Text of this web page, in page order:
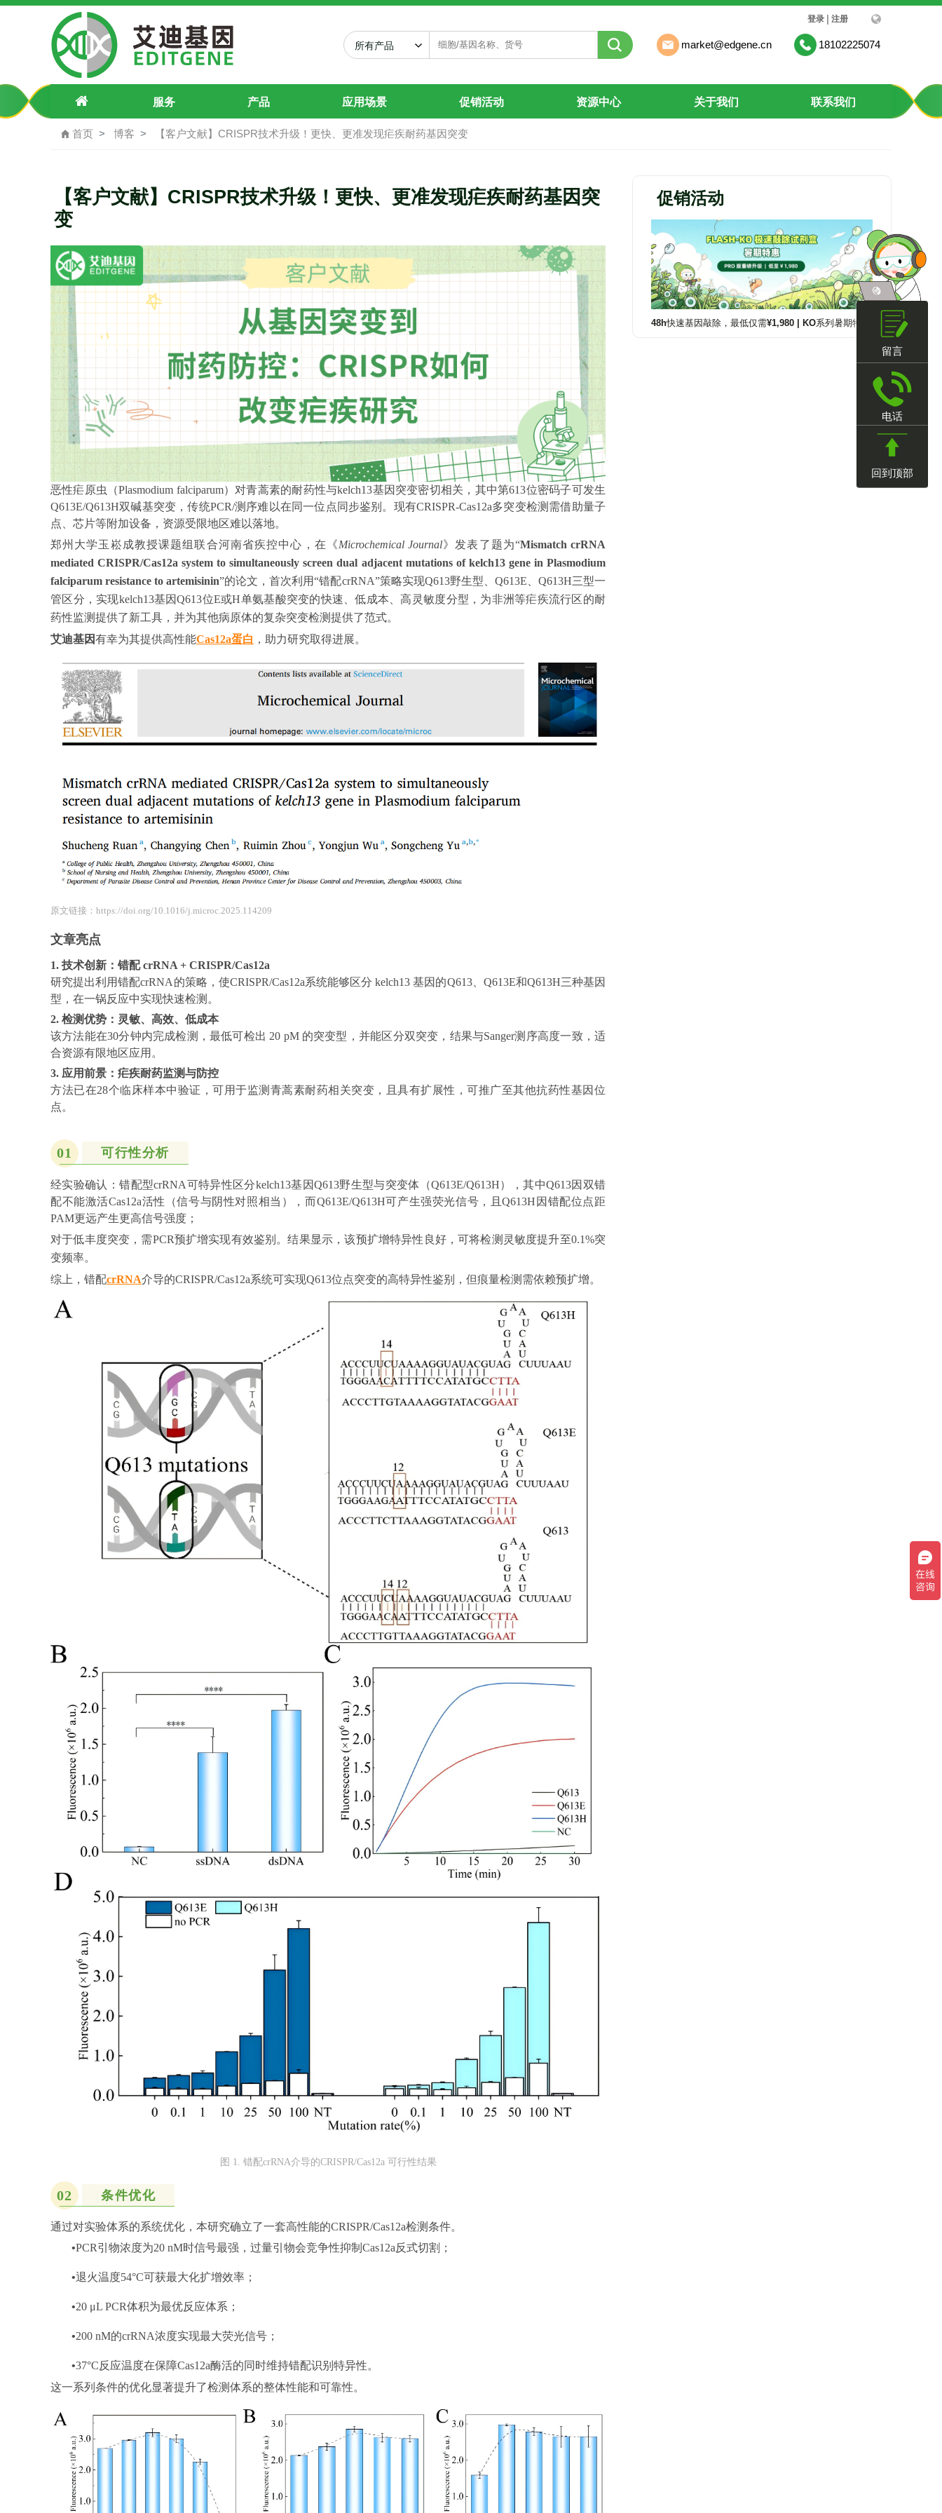
Cas12a蛋白——从基因突变到耐药防控：CRISPR如何改变疟疾研究
所有产品 market@edgene.cn 18102225074
登录 | 注册
服务 产品 应用场景 促销活动 资源中心 关于我们 联系我们
首页 博客 【客户文献】CRISPR技术升级！更快、更准发现疟疾耐药基因突变
【客户文献】CRISPR技术升级！更快、更准发现疟疾耐药基因突
变
恶性疟原虫（Plasmodium falciparum）对青蒿素的耐药性与kelch13基因突变密切相关，其中第613位密码子可发生
Q613E/Q613H双碱基突变，传统PCR/测序难以在同一位点同步鉴别。现有CRISPR-Cas12a多突变检测需借助量子
点、芯片等附加设备，资源受限地区难以落地。
郑州大学玉崧成教授课题组联合河南省疾控中心，在《Microchemical Journal》发表了题为“Mismatch crRNA
mediated CRISPR/Cas12a system to simultaneously screen dual adjacent mutations of kelch13 gene in Plasmodium
falciparum resistance to artemisinin”的论文，首次利用“错配crRNA”策略实现Q613野生型、Q613E、Q613H三型一
管区分，实现kelch13基因Q613位E或H单氨基酸突变的快速、低成本、高灵敏度分型，为非洲等疟疾流行区的耐
药性监测提供了新工具，并为其他病原体的复杂突变检测提供了范式。
艾迪基因有幸为其提供高性能Cas12a蛋白 ，助力研究取得进展。
原文链接：https://doi.org/10.1016/j.microc.2025.114209
文章亮点
1. 技术创新：错配 crRNA + CRISPR/Cas12a
研究提出利用错配crRNA的策略，使CRISPR/Cas12a系统能够区分 kelch13 基因的Q613、Q613E和Q613H三种基因
型，在一锅反应中实现快速检测。
2. 检测优势：灵敏、高效、低成本
该方法能在30分钟内完成检测，最低可检出 20 pM 的突变型，并能区分双突变，结果与Sanger测序高度一致，适
合资源有限地区应用。
3. 应用前景：疟疾耐药监测与防控
方法已在28个临床样本中验证，可用于监测青蒿素耐药相关突变，且具有扩展性，可推广至其他抗药性基因位
点。
01 可行性分析
经实验确认：错配型crRNA可特异性区分kelch13基因Q613野生型与突变体（Q613E/Q613H），其中Q613因双错
配不能激活Cas12a活性（信号与阴性对照相当），而Q613E/Q613H可产生强荧光信号，且Q613H因错配位点距
PAM更远产生更高信号强度；
对于低丰度突变，需PCR预扩增实现有效鉴别。结果显示，该预扩增特异性良好，可将检测灵敏度提升至0.1%突
变频率。
综上，错配crRNA介导的CRISPR/Cas12a系统可实现Q613位点突变的高特异性鉴别，但痕量检测需依赖预扩增。
图 1. 错配crRNA介导的CRISPR/Cas12a 可行性结果
02 条件优化
通过对实验体系的系统优化，本研究确立了一套高性能的CRISPR/Cas12a检测条件。
•PCR引物浓度为20 nM时信号最强，过量引物会竞争性抑制Cas12a反式切割；
•退火温度54°C可获最大化扩增效率；
•20 μL PCR体积为最优反应体系；
•200 nM的crRNA浓度实现最大荧光信号；
•37°C反应温度在保障Cas12a酶活的同时维持错配识别特异性。
这一系列条件的优化显著提升了检测体系的整体性能和可靠性。
促销活动
48h快速基因敲除，最低仅需¥1,980 | KO系列暑期特惠
留言
电话
回到顶部